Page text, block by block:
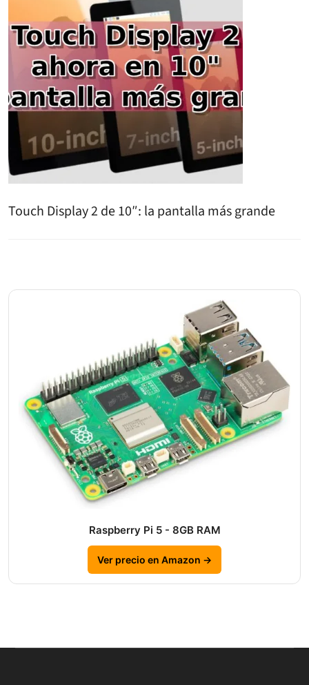
Touch Display 2 de 10″: la pantalla más grande
Raspberry Pi 5 - 8GB RAM
Ver precio en Amazon →